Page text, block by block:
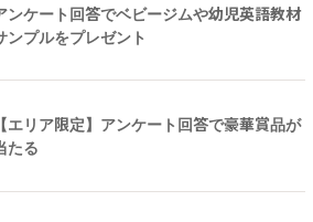
ンケート回答でベビージムや幼児英語教材
ンプルをプレゼント
【エリア限定】アンケート回答で豪華賞品が
たる